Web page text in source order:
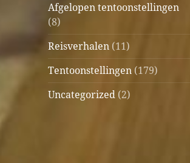
Afgelopen tentoonstellingen
(8)
Reisverhalen (11)
Tentoonstellingen (179)
Uncategorized (2)